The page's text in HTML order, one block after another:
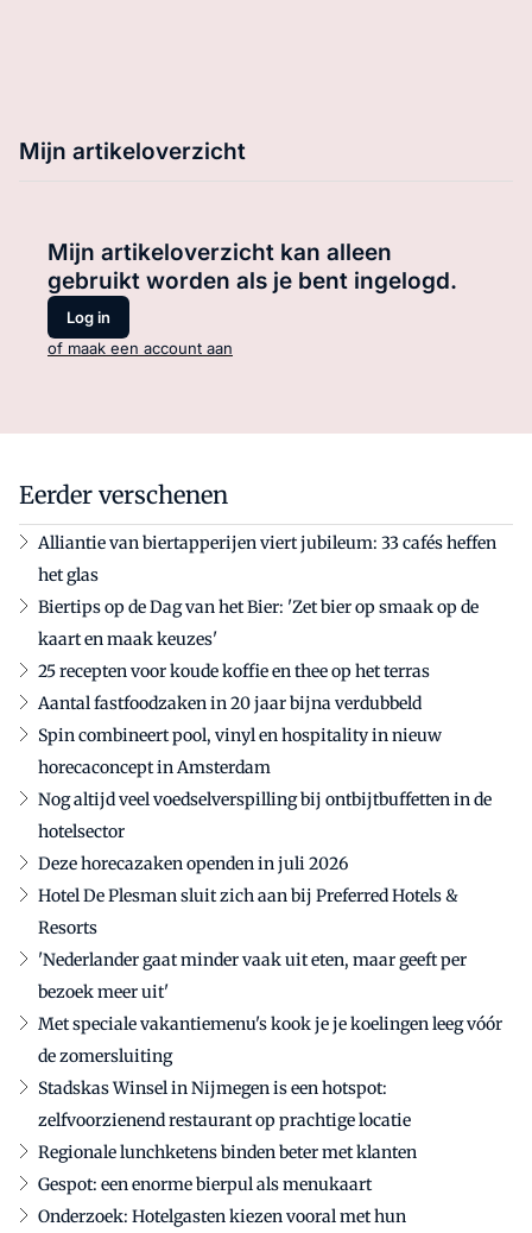
Mijn artikeloverzicht
Mijn artikeloverzicht kan alleen
gebruikt worden als je bent ingelogd.
Log in
of maak een account aan
Eerder verschenen
Alliantie van biertapperijen viert jubileum: 33 cafés heffen
het glas
Biertips op de Dag van het Bier: 'Zet bier op smaak op de
kaart en maak keuzes'
25 recepten voor koude koffie en thee op het terras
Aantal fastfoodzaken in 20 jaar bijna verdubbeld
Spin combineert pool, vinyl en hospitality in nieuw
horecaconcept in Amsterdam
Nog altijd veel voedselverspilling bij ontbijtbuffetten in de
hotelsector
Deze horecazaken openden in juli 2026
Hotel De Plesman sluit zich aan bij Preferred Hotels &
Resorts
'Nederlander gaat minder vaak uit eten, maar geeft per
bezoek meer uit'
Met speciale vakantiemenu's kook je je koelingen leeg vóór
de zomersluiting
Stadskas Winsel in Nijmegen is een hotspot:
zelfvoorzienend restaurant op prachtige locatie
Regionale lunchketens binden beter met klanten
Gespot: een enorme bierpul als menukaart
Onderzoek: Hotelgasten kiezen vooral met hun